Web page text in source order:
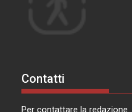
Contatti
Per contattare la redazione